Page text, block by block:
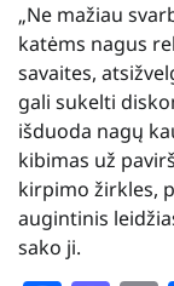
„Ne mažiau
katėms nagus
savaites,
gali sukelti
išduoda nagų
kibimas už
kirpimo žirkles,
augintinis
sako ji.